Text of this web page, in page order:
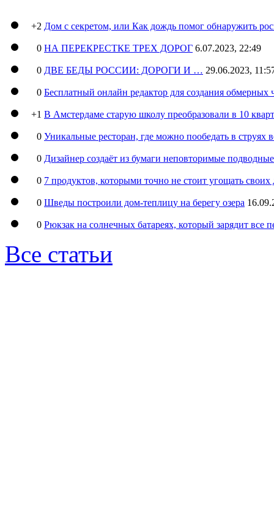
+2 Дом с секретом, или Как дождь помог обнаружить
0 НА ПЕРЕКРЕСТКЕ ТРЕХ ДОРОГ 6.07.2023, 22:49
0 ДВЕ БЕДЫ РОССИИ: ДОРОГИ И … 29.06.2023,
0 Бесплатный онлайн редактор для создания обмерных
+1 В Амстердаме старую школу преобразовали в 10
0 Уникальные ресторан, где можно пообедать в струях
0 Дизайнер создаёт из бумаги неповторимые
0 7 продуктов, которыми точно не стоит угощать
0 Шведы построили дом-теплицу на берегу озера
0 Рюкзак на солнечных батареях, который зарядит все
Все статьи